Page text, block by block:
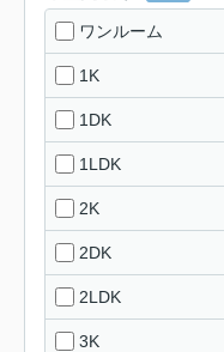
ワンルーム
1K
1DK
1LDK
2K
2DK
2LDK
3K